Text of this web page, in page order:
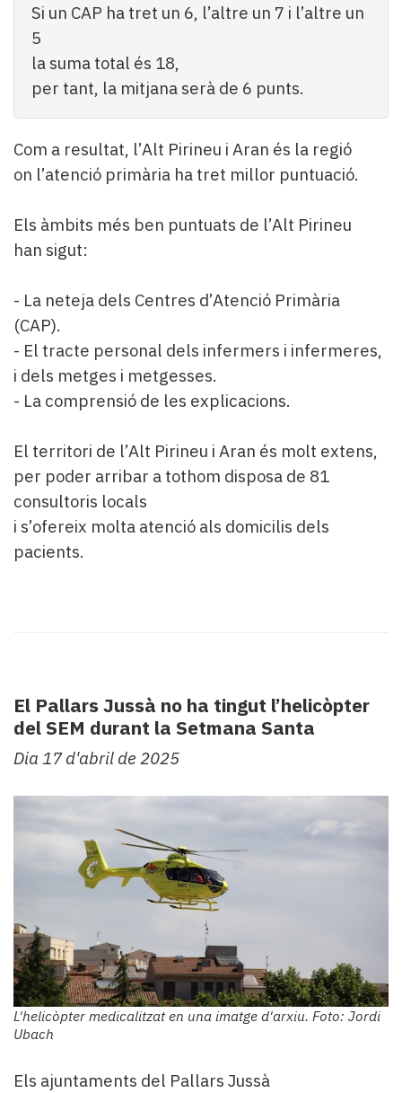
Si un CAP ha tret un 6, l’altre un 7 i l’altre un
5
la suma total és 18,
per tant, la mitjana serà de 6 punts.
Com a resultat, l’Alt Pirineu i Aran és la regió
on l’atenció primària ha tret millor puntuació.
Els àmbits més ben puntuats de l’Alt Pirineu
han sigut:
- La neteja dels Centres d’Atenció Primària
(CAP).
- El tracte personal dels infermers i infermeres,
i dels metges i metgesses.
- La comprensió de les explicacions.
El territori de l’Alt Pirineu i Aran és molt extens,
per poder arribar a tothom disposa de 81
consultoris locals
i s’ofereix molta atenció als domicilis dels
pacients.
El Pallars Jussà no ha tingut l’helicòpter
del SEM durant la Setmana Santa
Dia 17 d'abril de 2025
L'helicòpter medicalitzat en una imatge d'arxiu. Foto: Jordi
Ubach
Els ajuntaments del Pallars Jussà